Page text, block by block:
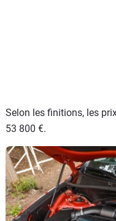
Selon les finitions, les
53 800 €.